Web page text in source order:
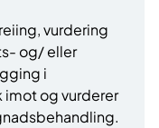
vurdering
og/ eller
i
imot og vurderer